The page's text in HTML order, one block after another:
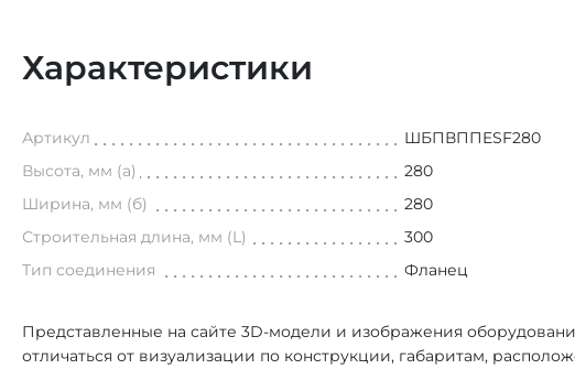
Характеристики
Артикул
ШБПВППESF280
Высота, мм (а)
280
Ширина, мм (б)
280
Строительная длина, мм (L)
300
Тип соединения
Фланец
Представленные на сайте 3D-модели и изображения
отличаться от визуализации по конструкции, габаритам,